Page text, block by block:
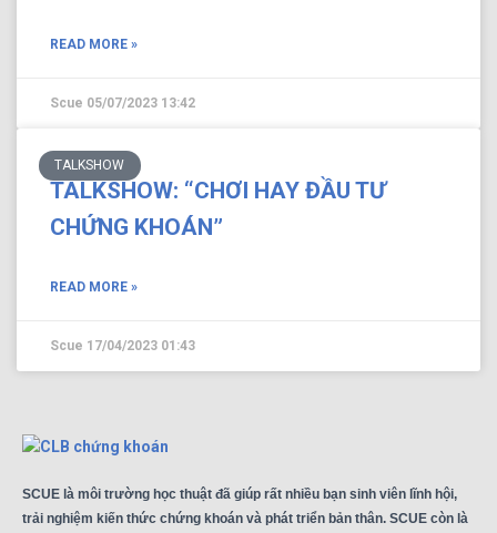
READ MORE »
Scue 05/07/2023 13:42
TALKSHOW
TALKSHOW: “CHƠI HAY ĐẦU TƯ
CHỨNG KHOÁN”
READ MORE »
Scue 17/04/2023 01:43
SCUE là môi trường học thuật đã giúp rất nhiều bạn sinh viên lĩnh hội,
trải nghiệm kiến thức chứng khoán và phát triển bản thân. SCUE còn là